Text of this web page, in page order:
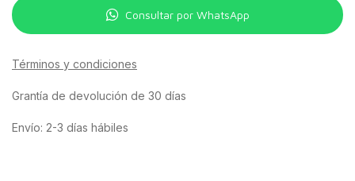
Consultar por WhatsApp
Términos y condiciones
Grantía de devolución de 30 días
Envío: 2-3 días hábiles